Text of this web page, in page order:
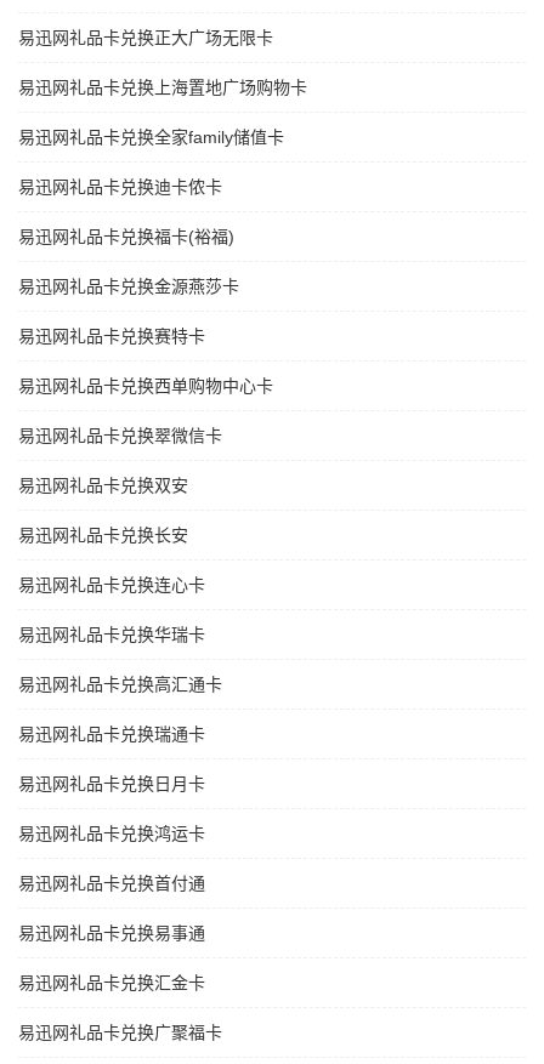
易迅网礼品卡兑换正大广场无限卡
易迅网礼品卡兑换上海置地广场购物卡
易迅网礼品卡兑换全家family储值卡
易迅网礼品卡兑换迪卡侬卡
易迅网礼品卡兑换福卡(裕福)
易迅网礼品卡兑换金源燕莎卡
易迅网礼品卡兑换赛特卡
易迅网礼品卡兑换西单购物中心卡
易迅网礼品卡兑换翠微信卡
易迅网礼品卡兑换双安
易迅网礼品卡兑换长安
易迅网礼品卡兑换连心卡
易迅网礼品卡兑换华瑞卡
易迅网礼品卡兑换高汇通卡
易迅网礼品卡兑换瑞通卡
易迅网礼品卡兑换日月卡
易迅网礼品卡兑换鸿运卡
易迅网礼品卡兑换首付通
易迅网礼品卡兑换易事通
易迅网礼品卡兑换汇金卡
易迅网礼品卡兑换广聚福卡